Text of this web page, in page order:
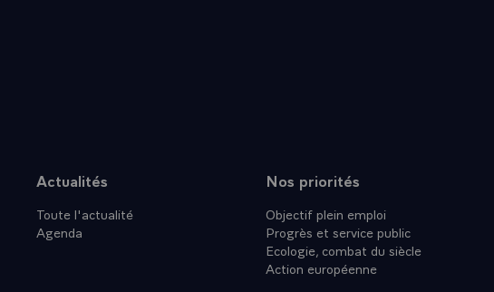
Plan du site
Actualités
Toute l'actualité
Agenda
Nos priorités
Objectif plein emploi
Progrès et service public
Ecologie, combat du siècle
Action européenne